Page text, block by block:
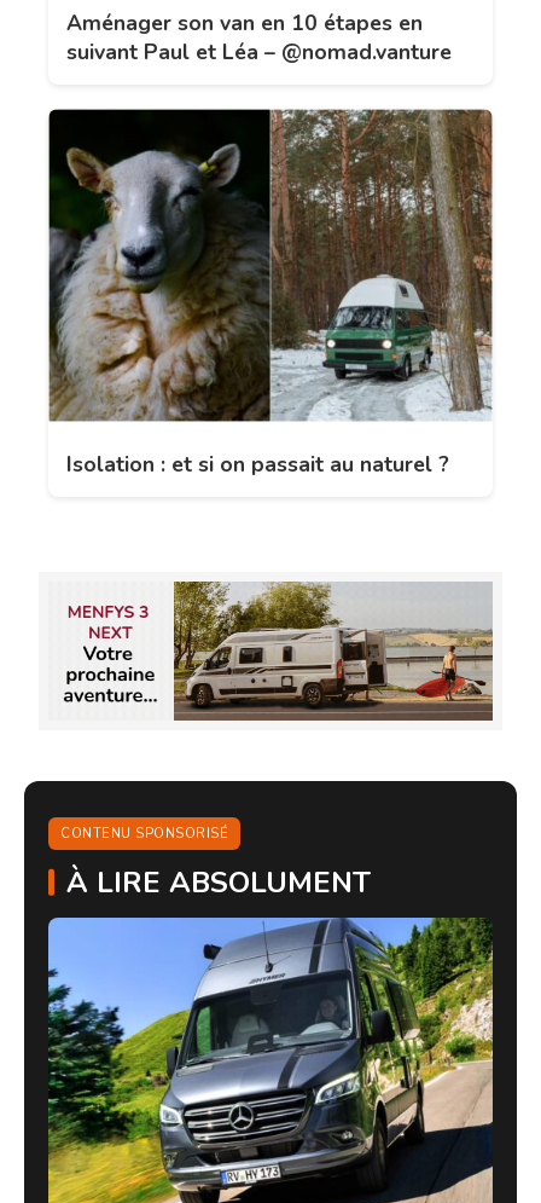
Aménager son van en 10 étapes en
suivant Paul et Léa – @nomad.vanture
Isolation : et si on passait au naturel ?
CONTENU SPONSORISÉ
À LIRE ABSOLUMENT